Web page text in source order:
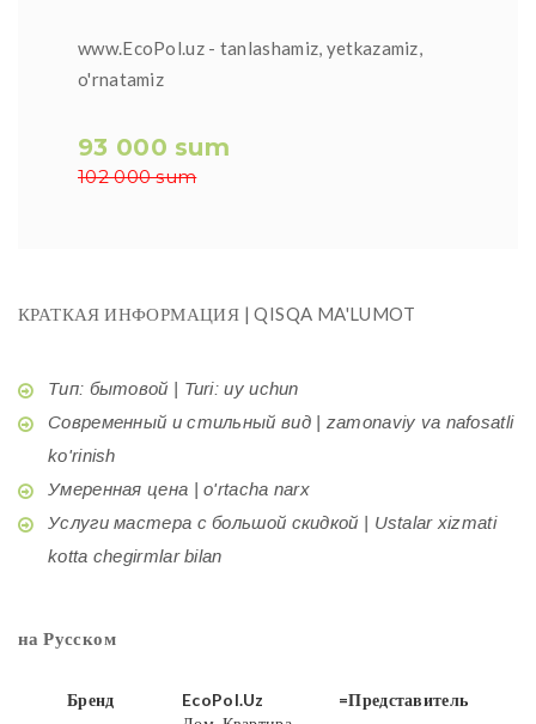
www.EcoPol.uz - tanlashamiz, yetkazamiz,
o'rnatamiz
93 000 sum
102 000 sum
КРАТКАЯ ИНФОРМАЦИЯ | QISQA MA'LUMOT
Тип: бытовой | Turi: uy uchun
Современный и стильный вид | zamonaviy va nafosatli
ko'rinish
Умеренная цена | o'rtacha narx
Услуги мастера с большой скидкой | Ustalar xizmati
kotta chegirmlar bilan
на Русском
Бренд EcoPol.Uz =Представитель